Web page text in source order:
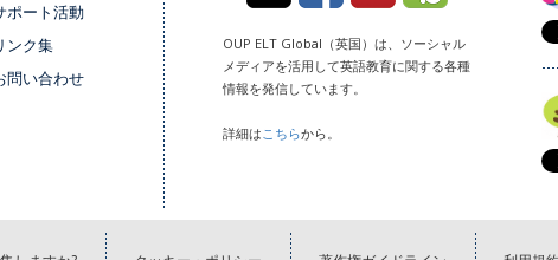
ポート活動
ンク集
問い合わせ
OUP ELT Global（英国）は、ソーシャル
メディアを活用して英語教育に関する各種
情報を発信しています。
詳細はこちらから。